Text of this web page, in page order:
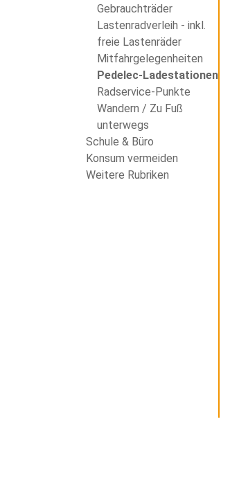
Gebrauchträder
Lastenradverleih - inkl.
freie Lastenräder
Mitfahrgelegenheiten
Pedelec-Ladestationen
Radservice-Punkte
Wandern / Zu Fuß
unterwegs
Schule & Büro
Konsum vermeiden
Weitere Rubriken